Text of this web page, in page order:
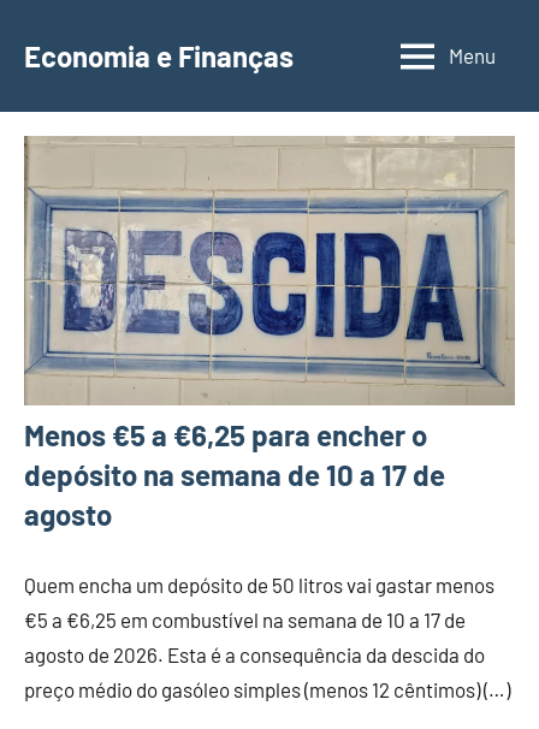
para
conteúdo
Economia e Finanças
Depósitos
IRS,
Finanças
Pessoais,
Calendários
Menu
Menos €5 a €6,25 para encher o
depósito na semana de 10 a 17 de
agosto
Quem encha um depósito de 50 litros vai gastar menos
€5 a €6,25 em combustível na semana de 10 a 17 de
agosto de 2026. Esta é a consequência da descida do
preço médio do gasóleo simples (menos 12 cêntimos) (…)